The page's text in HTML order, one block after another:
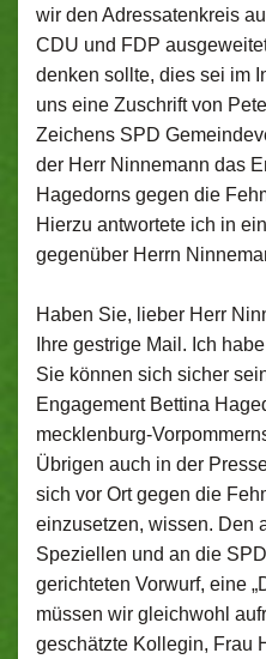
wir den Adressatenkreis
CDU und FDP
denken sollte, dies sei im
uns eine Zuschrift von
Zeichens SPD
der Herr Ninnemann das
Hagedorns gegen die
Hierzu antwortete ich in
gegenüber Herrn
Haben Sie, lieber Herr
Ihre gestrige Mail. Ich
Sie können sich sicher
Engagement Bettina
mecklenburg-
Übrigen auch in der
sich vor Ort gegen die
einzusetzen, wissen. Den
Speziellen und an die
gerichteten Vorwurf, eine
müssen wir gleichwohl
geschätzte Kollegin, Frau